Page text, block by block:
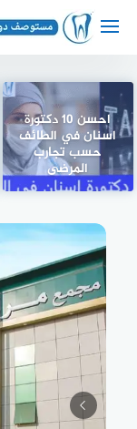
احسن 10 دكتورة
اسنان في الطائف
حسب تجارب
المرضى